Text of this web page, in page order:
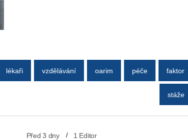
lékaři vzdělávání oarim péče faktor
stáže
Před 3 dny 1 Editor